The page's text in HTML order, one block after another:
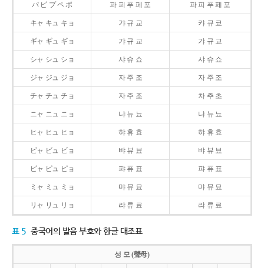
パ ピ プ ペ ポ 파 피 푸 페 포 파 피 푸 페 포
キャ キュ キョ 갸 규 교 캬 큐 쿄
ギャ ギュ ギョ 갸 규 교 갸 규 교
シャ シュ ショ 샤 슈 쇼 샤 슈 쇼
ジャ ジュ ジョ 자 주 조 자 주 조
チャ チュ チョ 자 주 조 차 추 초
ニャ ニュ ニョ 냐 뉴 뇨 냐 뉴 뇨
ヒャ ヒュ ヒョ 햐 휴 효 햐 휴 효
ビャ ビュ ビョ 뱌 뷰 뵤 뱌 뷰 뵤
ピャ ピュ ピョ 퍄 퓨 표 퍄 퓨 표
ミャ ミュ ミョ 먀 뮤 묘 먀 뮤 묘
リャ リュ リョ 랴 류 료 랴 류 료
표 5 중국어의 발음 부호와 한글 대조표
성 모 (聲母)